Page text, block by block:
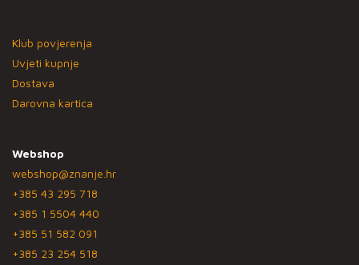
Klub povjerenja
Uvjeti kupnje
Dostava
Darovna kartica
Webshop
webshop@znanje.hr
+385 43 295 718
+385 1 5504 440
+385 51 582 091
+385 23 254 518